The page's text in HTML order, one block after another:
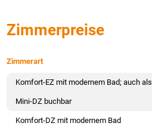
Zimmerpreise
Zimmerart
Komfort-EZ mit modernem Bad; auch als
Mini-DZ buchbar
Komfort-DZ mit modernem Bad